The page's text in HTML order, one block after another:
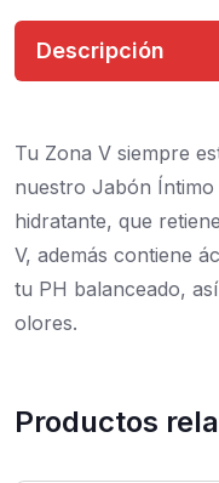
Descripción
Tu Zona V siempre
nuestro Jabón
hidratante, que
V, además contiene
tu PH balanceado,
olores.
Productos